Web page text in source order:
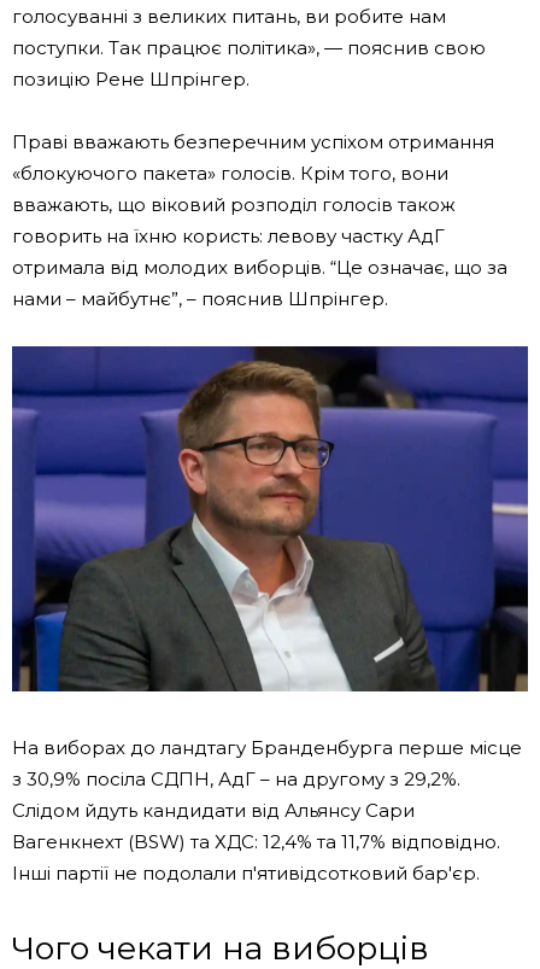
голосуванні з великих питань, ви робите нам
поступки. Так працює політика», — пояснив свою
позицію Рене Шпрінгер.
Праві вважають безперечним успіхом отримання
«блокуючого пакета» голосів. Крім того, вони
вважають, що віковий розподіл голосів також
говорить на їхню користь: левову частку АдГ
отримала від молодих виборців. “Це означає, що за
нами – майбутнє”, – пояснив Шпрінгер.
На виборах до ландтагу Бранденбурга перше місце
з 30,9% посіла СДПН, АдГ – на другому з 29,2%.
Слідом йдуть кандидати від Альянсу Сари
Вагенкнехт (BSW) та ХДС: 12,4% та 11,7% відповідно.
Інші партії не подолали п'ятивідсотковий бар'єр.
Чого чекати на виборців